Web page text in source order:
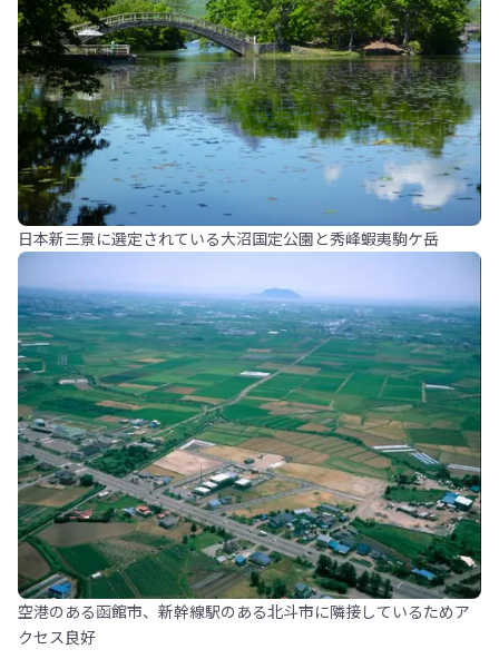
日本新三景に選定されている大沼国定公園と秀峰蝦夷駒ケ岳
空港のある函館市、新幹線駅のある北斗市に隣接しているためア
クセス良好